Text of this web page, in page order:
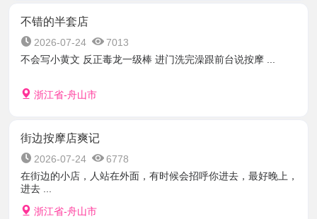
不错的半套店
2026-07-24
7013
不会写小黄文 反正毒龙一级棒 进门洗完澡跟前台说按摩 ...
浙江省-舟山市
街边按摩店爽记
2026-07-24
6778
在街边的小店，人站在外面，有时候会招呼你进去，最好晚上，
进去 ...
浙江省-舟山市